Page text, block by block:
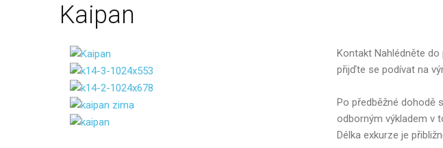
Kaipan
Kontakt Nahlédněte
přijďte se podívat na
Po předběžné dohodě
odborným výkladem v
Délka exkurze je
Zpráva